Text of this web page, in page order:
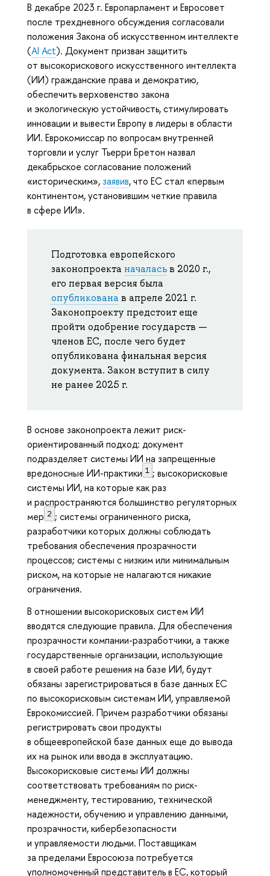
В декабре 2023 г. Европарламент и Евросовет
после трехдневного обсуждения согласовали
положения Закона об искусственном интеллекте
(AI Act). Документ призван защитить
от высокорискового искусственного интеллекта
(ИИ) гражданские права и демократию,
обеспечить верховенство закона
и экологическую устойчивость, стимулировать
инновации и вывести Европу в лидеры в области
ИИ. Еврокомиссар по вопросам внутренней
торговли и услуг Тьерри Бретон назвал
декабрьское согласование положений
«историческим», заявив, что ЕС стал «первым
континентом, установившим четкие правила
в сфере ИИ».
Подготовка европейского
законопроекта началасьв 2020 г.,
его первая версия была
опубликована в апреле 2021 г.
Законопроекту предстоит еще
пройти одобрение государств —
членов ЕС, после чего будет
опубликована финальная версия
документа. Закон вступит в силу
не ранее 2025 г.
В основе законопроекта лежит риск-
ориентированный подход: документ
подразделяет системы ИИ на запрещенные
вредоносные ИИ-практики 1 ; высокорисковые
системы ИИ, на которые как раз
и распространяются большинство регуляторных
мер 2 ; системы ограниченного риска,
разработчики которых должны соблюдать
требования обеспечения прозрачности
процессов; системы с низким или минимальным
риском, на которые не налагаются никакие
ограничения.
В отношении высокорисковых систем ИИ
вводятся следующие правила. Для обеспечения
прозрачности компании-разработчики, а также
государственные организации, использующие
в своей работе решения на базе ИИ, будут
обязаны зарегистрироваться в базе данных ЕС
по высокорисковым системам ИИ, управляемой
Еврокомиссией. Причем разработчики обязаны
регистрировать свои продукты
в общеевропейской базе данных еще до вывода
их на рынок или ввода в эксплуатацию.
Высокорисковые системы ИИ должны
соответствовать требованиям по риск-
менеджменту, тестированию, технической
надежности, обучению и управлению данными,
прозрачности, кибербезопасности
и управляемости людьми. Поставщикам
за пределами Евросоюза потребуется
уполномоченный представитель в ЕС, который